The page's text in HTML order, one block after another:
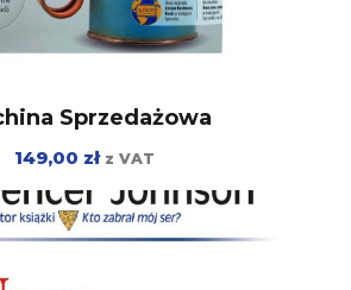
Sprzedażowa
149,00 zł z VAT